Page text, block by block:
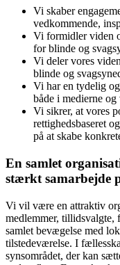
Vi skaber
vedkommende,
Vi formidler viden
for blinde og
Vi deler vores
blinde og
Vi har en tydelig
både i medierne og
Vi sikrer, at vores
rettighedsbaseret
på at skabe
En samlet
stærkt samarbejde
Vi vil være en attraktiv
medlemmer, tillidsvalgte,
samlet bevægelse med
tilstedeværelse. I
synsområdet, der kan